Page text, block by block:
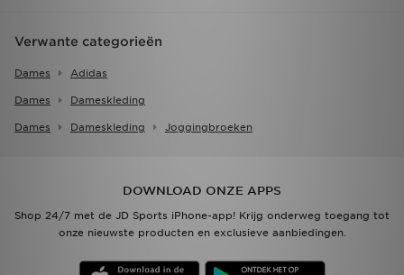
Verwante categorieën
Dames Adidas
Dames Dameskleding
Dames Dameskleding Joggingbroeken
DOWNLOAD ONZE APPS
Shop 24/7 met de JD Sports iPhone-app! Krijg onderweg toegang tot
onze nieuwste producten en exclusieve aanbiedingen.